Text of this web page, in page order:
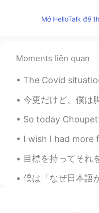
pickled-herring
くれないでしょ
EN DE FR JP
@Hiro_Y この
EN DEFRJP
@AZあなたの
Mở HelloTalk để
Moments liên quan
The Covid situation is a finally starting
今更だけど、僕は脚本家になりたいと思います。現在アニメーターとして努めていますけど、
So today Choupette had her babies , Came
I wish I had more free time. I would love
目標を持ってそれを達成するための過程や行動を逆算する生き方より、定期的に自分の価値観
僕は「なぜ日本語が話せるの？」と聞かれると、「初日から毎日日本語で活動していましす。